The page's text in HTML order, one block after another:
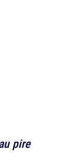
pire